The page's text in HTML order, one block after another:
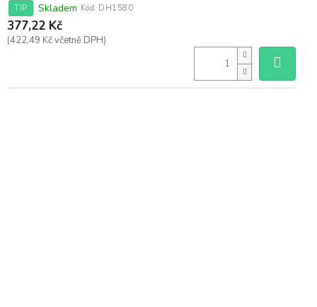
TIP Skladem Kód: DH1580
377,22 Kč
(422,49 Kč včetně DPH)